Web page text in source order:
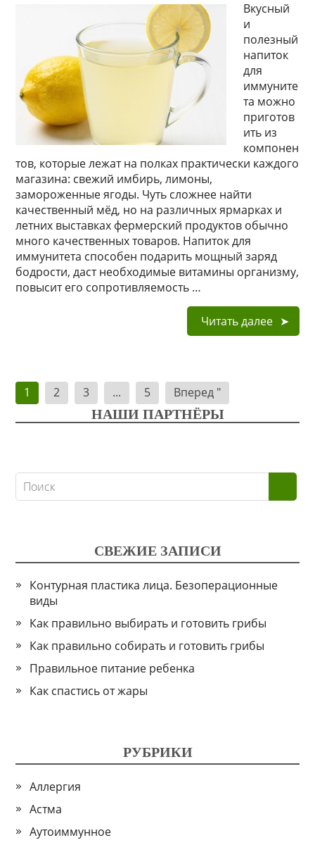
Вкусный
и
полезный
напиток
для
иммуните
та можно
приготов
ить из
компонен
тов, которые лежат на полках практически каждого
магазина: свежий имбирь, лимоны,
замороженные ягоды. Чуть сложнее найти
качественный мёд, но на различных ярмарках и
летних выставках фермерский продуктов обычно
много качественных товаров. Напиток для
иммунитета способен подарить мощный заряд
бодрости, даст необходимые витамины организму,
повысит его сопротивляемость …
Читать далее
Навигация
по
1 2 3 ... 5
Вперед "
НАШИ ПАРТНЁРЫ
СВЕЖИЕ ЗАПИСИ
Контурная пластика лица. Безоперационные
виды
Как правильно выбирать и готовить грибы
Как правильно собирать и готовить грибы
Правильное питание ребенка
Как спастись от жары
РУБРИКИ
Аллергия
Астма
Аутоиммунное